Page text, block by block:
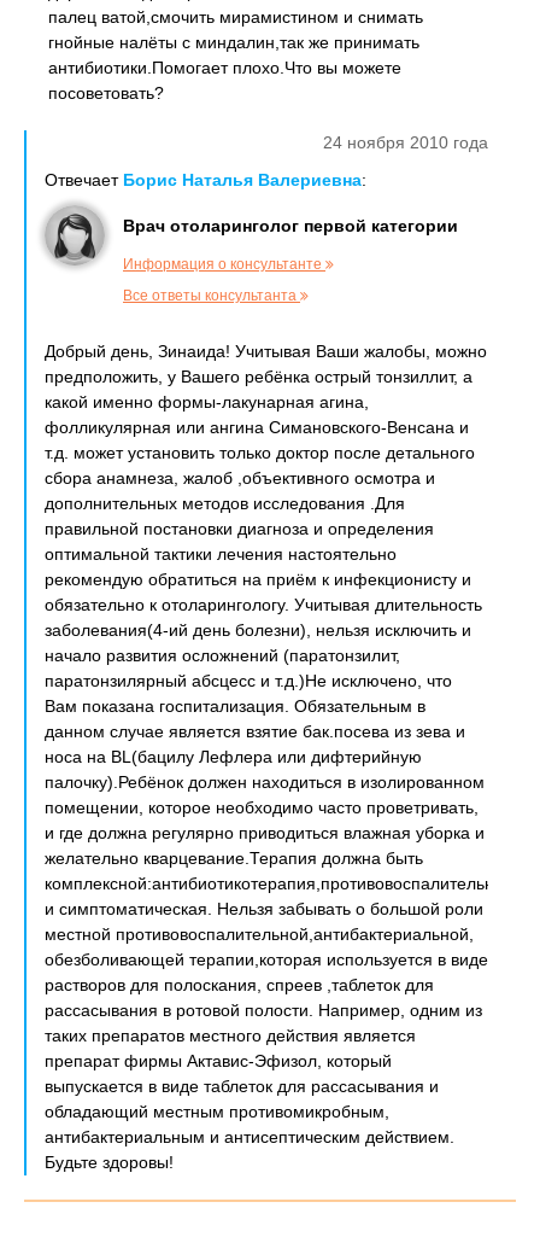
палец ватой,смочить мирамистином и снимать
гнойные налёты с миндалин,так же принимать
антибиотики.Помогает плохо.Что вы можете
посоветовать?
24 ноября 2010 года
Отвечает Борис Наталья Валериевна:
Врач отоларинголог первой категории
Информация о консультанте
Все ответы консультанта
Добрый день, Зинаида! Учитывая Ваши жалобы, можно
предположить, у Вашего ребёнка острый тонзиллит, а
какой именно формы-лакунарная агина,
фолликулярная или ангина Симановского-Венсана и
т.д. может установить только доктор после детального
сбора анамнеза, жалоб ,объективного осмотра и
дополнительных методов исследования .Для
правильной постановки диагноза и определения
оптимальной тактики лечения настоятельно
рекомендую обратиться на приём к инфекционисту и
обязательно к отоларингологу. Учитывая длительность
заболевания(4-ий день болезни), нельзя исключить и
начало развития осложнений (паратонзилит,
паратонзилярный абсцесс и т.д.)Не исключено, что
Вам показана госпитализация. Обязательным в
данном случае является взятие бак.посева из зева и
носа на BL(бацилу Лефлера или дифтерийную
палочку).Ребёнок должен находиться в изолированном
помещении, которое необходимо часто проветривать,
и где должна регулярно приводиться влажная уборка и
желательно кварцевание.Терапия должна быть
и симптоматическая. Нельзя забывать о большой роли
местной противовоспалительной,антибактериальной,
обезболивающей терапии,которая используется в виде
растворов для полоскания, спреев ,таблеток для
рассасывания в ротовой полости. Например, одним из
таких препаратов местного действия является
препарат фирмы Актавис-Эфизол, который
выпускается в виде таблеток для рассасывания и
обладающий местным противомикробным,
антибактериальным и антисептическим действием.
Будьте здоровы!